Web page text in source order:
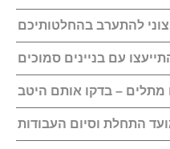
להתערב בהחלטותיכם
עם בניינים סמוכים
– בדקו אותם היטב
התחלת וסיום העבודות